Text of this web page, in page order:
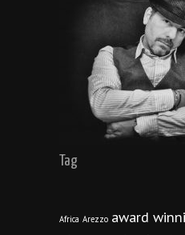
Tag
Africa Arezzo award